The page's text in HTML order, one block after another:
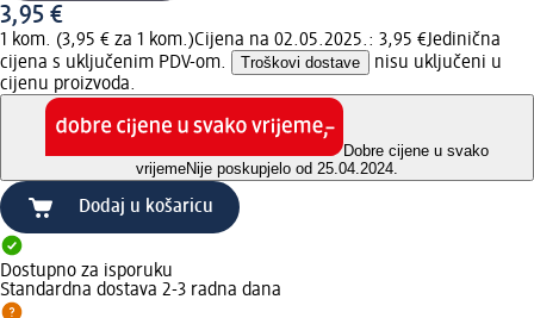
3,95 €
1 kom. (3,95 € za 1 kom.)Cijena na 02.05.2025.: 3,95 €Jedinična
cijena s uključenim PDV-om.
Troškovi dostave
nisu uključeni u
cijenu proizvoda.
Dobre cijene u svako
vrijemeNije poskupjelo od 25.04.2024.
Dodaj u košaricu
Dostupno za isporuku
Standardna dostava 2-3 radna dana